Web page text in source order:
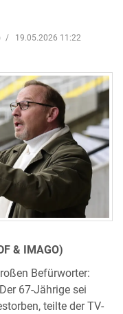
19.05.2026 11:22
& IMAGO)
Befürworter:
67-Jährige sei
teilte der TV-